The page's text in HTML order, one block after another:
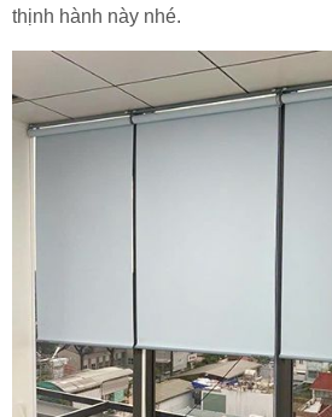
thịnh hành này nhé.